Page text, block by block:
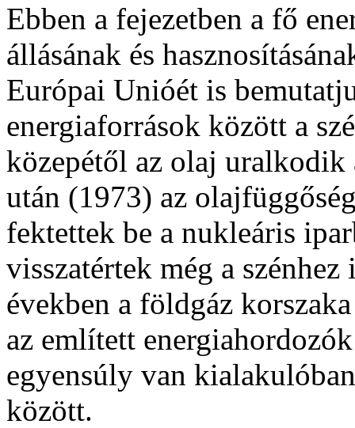
Ebben a fejezetben a fő
állásának és
Európai Unióét is
energiaforrások között a
közepétől az olaj
után (1973) az
fektettek be a nukleáris
visszatértek még a
években a földgáz
az említett
egyensúly van
között.